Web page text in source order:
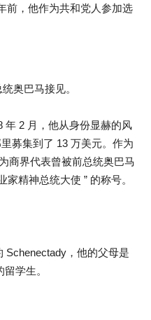
前，他作为共和党人参加选
奥巴马接见。
年 2 月，他从身份显赫的风
募集到了 13 万美元。作为
商界代表曾被前总统奥巴马
精神总统大使 ” 的称号。
Schenectady，他的父母是
学生。